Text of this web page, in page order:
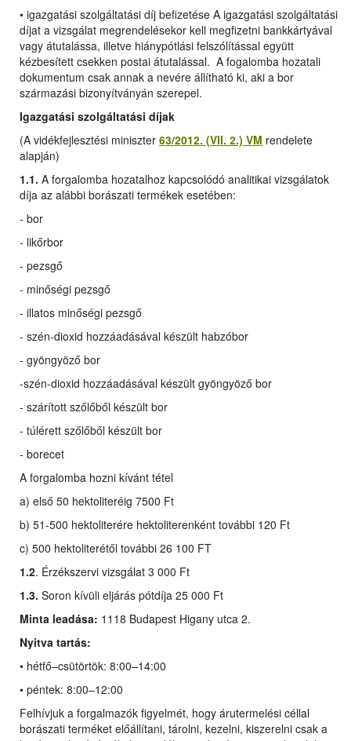
• igazgatási szolgáltatási díj befizetése A igazgatási szolgáltatási
díjat a vizsgálat megrendelésekor kell megfizetni bankkártyával
vagy átutalássa, illetve hiánypótlási felszólítással együtt
kézbesített csekken postai átutalással. A fogalomba hozatali
dokumentum csak annak a nevére állítható ki, aki a bor
származási bizonyítványán szerepel.
Igazgatási szolgáltatási díjak
(A vidékfejlesztési miniszter 63/2012. (VII. 2.) VM rendelete
alapján)
1.1. A forgalomba hozatalhoz kapcsolódó analitikai vizsgálatok
díja az alábbi borászati termékek esetében:
- bor
- likőrbor
- pezsgő
- minőségi pezsgő
- illatos minőségi pezsgő
- szén-dioxid hozzáadásával készült habzóbor
- gyöngyöző bor
-szén-dioxid hozzáadásával készült gyöngyöző bor
- szárított szőlőből készült bor
- túlérett szőlőből készült bor
- borecet
A forgalomba hozni kívánt tétel
a) első 50 hektoliteréig 7500 Ft
b) 51-500 hektoliterére hektoliterenként további 120 Ft
c) 500 hektoliterétől további 26 100 FT
1.2. Érzékszervi vizsgálat 3 000 Ft
1.3. Soron kívüli eljárás pótdíja 25 000 Ft
Minta leadása: 1118 Budapest Higany utca 2.
Nyitva tartás:
• hétfő–csütörtök: 8:00–14:00
• péntek: 8:00–12:00
Felhívjuk a forgalmazók figyelmét, hogy árutermelési céllal
borászati terméket előállítani, tárolni, kezelni, kiszerelni csak a